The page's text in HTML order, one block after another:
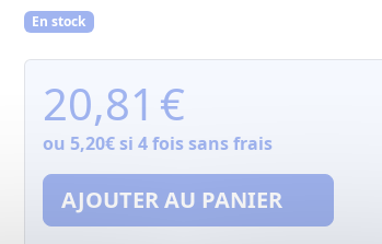
En stock
20,81 €
ou 5,20€si 4 fois sans frais
AJOUTER AU PANIER